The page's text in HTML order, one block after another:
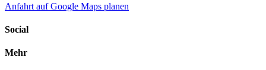
Anfahrt auf Google Maps planen
Social
Mehr